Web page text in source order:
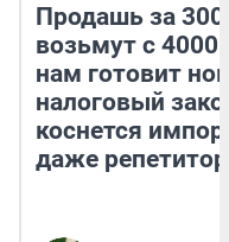
Продашь за
возьмут с
нам готовит
налоговый
коснется
даже